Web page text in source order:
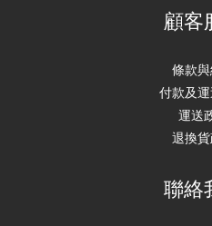
顧客
條款
付款及
運送
退換
聯絡